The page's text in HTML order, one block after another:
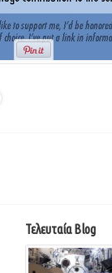
Τελευταία Blog